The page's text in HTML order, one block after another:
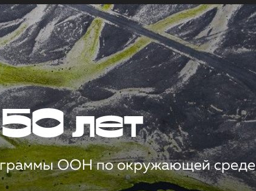
лет
ООН по окружающей среде